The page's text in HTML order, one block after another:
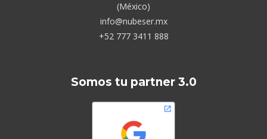
(México)
info@nubeser.mx
+52 777 3411 888
Somos tu partner 3.0